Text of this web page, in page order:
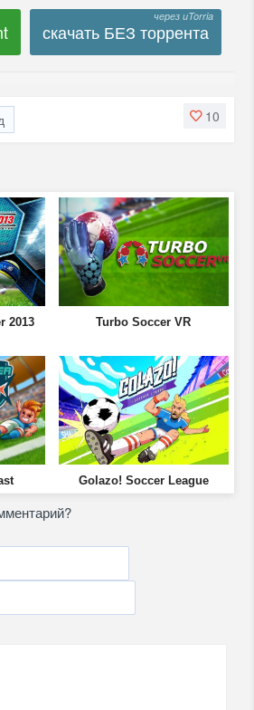
скачать БЕЗ торрента
10
2013
Turbo Soccer VR
Golazo! Soccer League